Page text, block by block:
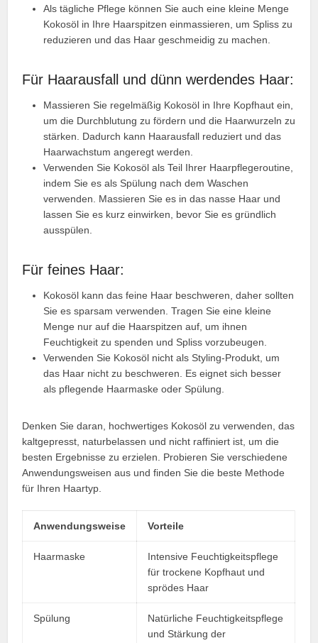
Als tägliche Pflege können Sie auch eine kleine Menge
Kokosöl in Ihre Haarspitzen einmassieren, um Spliss zu
reduzieren und das Haar geschmeidig zu machen.
Für Haarausfall und dünn werdendes Haar:
Massieren Sie regelmäßig Kokosöl in Ihre Kopfhaut ein,
um die Durchblutung zu fördern und die Haarwurzeln zu
stärken. Dadurch kann Haarausfall reduziert und das
Haarwachstum angeregt werden.
Verwenden Sie Kokosöl als Teil Ihrer Haarpflegeroutine,
indem Sie es als Spülung nach dem Waschen
verwenden. Massieren Sie es in das nasse Haar und
lassen Sie es kurz einwirken, bevor Sie es gründlich
ausspülen.
Für feines Haar:
Kokosöl kann das feine Haar beschweren, daher sollten
Sie es sparsam verwenden. Tragen Sie eine kleine
Menge nur auf die Haarspitzen auf, um ihnen
Feuchtigkeit zu spenden und Spliss vorzubeugen.
Verwenden Sie Kokosöl nicht als Styling-Produkt, um
das Haar nicht zu beschweren. Es eignet sich besser
als pflegende Haarmaske oder Spülung.
Denken Sie daran, hochwertiges Kokosöl zu verwenden, das
kaltgepresst, naturbelassen und nicht raffiniert ist, um die
besten Ergebnisse zu erzielen. Probieren Sie verschiedene
Anwendungsweisen aus und finden Sie die beste Methode
für Ihren Haartyp.
Anwendungsweise Vorteile
Haarmaske
Intensive Feuchtigkeitspflege
für trockene Kopfhaut und
sprödes Haar
Spülung
Natürliche Feuchtigkeitspflege
und Stärkung der